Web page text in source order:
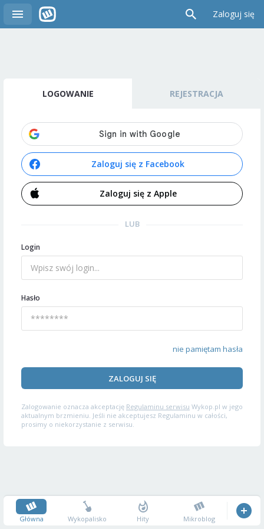
Zaloguj się
LOGOWANIE REJESTRACJA
Zaloguj się z Facebook
Zaloguj się z Apple
LUB
Login
Hasło
nie pamiętam hasła
ZALOGUJ SIĘ
Zalogowanie oznacza akceptację Regulaminu serwisu Wykop.pl w jego
aktualnym brzmieniu. Jeśli nie akceptujesz Regulaminu w całości,
prosimy o niekorzystanie z serwisu.
Główna Wykopalisko Hity Mikroblog